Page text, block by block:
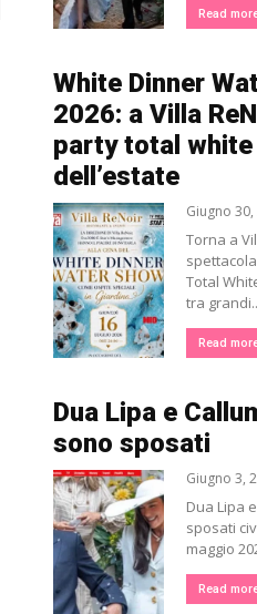
Read
White Dinner
2026: a Villa
party total white
dell’estate
Giugno
Torna a
Total
tra
Read
Dua Lipa e
sono sposati
Giugno 3,
Dua Lipa
sposati
maggio
Read